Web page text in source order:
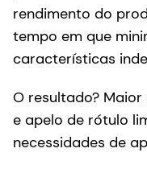
rendimento do
tempo em que
características
O resultado?
e apelo de rótulo
necessidades de